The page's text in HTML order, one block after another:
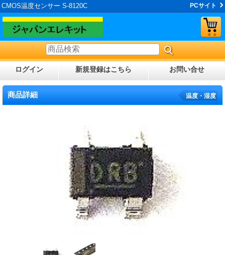
CMOS温度センサー S-8120C PCサイト
ログイン 新規登録はこちら お問い合せ
商品詳細 温度・湿度